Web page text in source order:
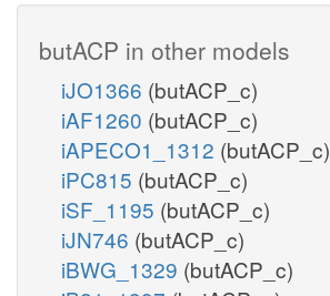
butACP in other models
iJO1366 (butACP_c)
iAF1260 (butACP_c)
iAPECO1_1312 (butACP_c)
iPC815 (butACP_c)
iSF_1195 (butACP_c)
iJN746 (butACP_c)
iBWG_1329 (butACP_c)